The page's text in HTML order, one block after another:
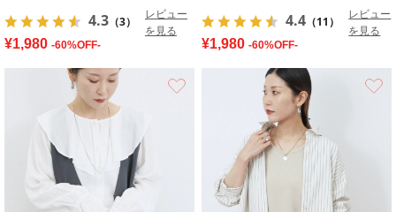
4.3 （3）
レビュー
を見る
¥1,980 -60%OFF-
4.4 （11）
レビュー
を見る
¥1,980 -60%OFF-